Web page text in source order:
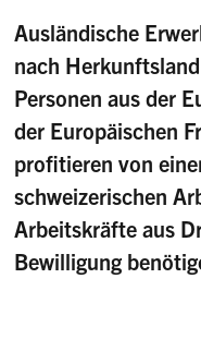
Ausländische
nach
Personen aus der
der Europäischen
profitieren von
schweizerischen
Arbeitskräfte aus
Bewilligung